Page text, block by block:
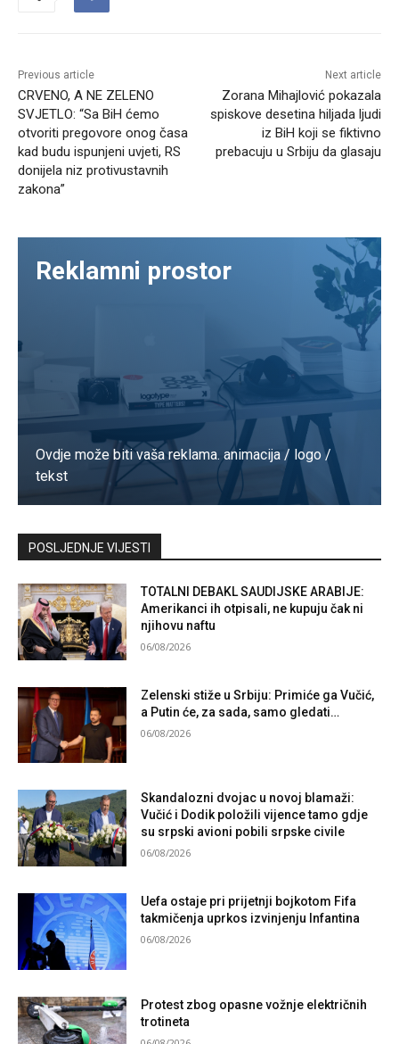
Previous article
CRVENO, A NE ZELENO
SVJETLO: “Sa BiH ćemo
otvoriti pregovore onog časa
kad budu ispunjeni uvjeti, RS
donijela niz protivustavnih
zakona”
Next article
Zorana Mihajlović pokazala
spiskove desetina hiljada ljudi
iz BiH koji se fiktivno
prebacuju u Srbiju da glasaju
Reklamni prostor
Ovdje može biti vaša reklama. animacija / logo /
tekst
Kontaktirajte nas
POSLJEDNJE VIJESTI
TOTALNI DEBAKL SAUDIJSKE ARABIJE:
Amerikanci ih otpisali, ne kupuju čak ni
njihovu naftu
06/08/2026
Zelenski stiže u Srbiju: Primiće ga Vučić,
a Putin će, za sada, samo gledati…
06/08/2026
Skandalozni dvojac u novoj blamaži:
Vučić i Dodik položili vijence tamo gdje
su srpski avioni pobili srpske civile
06/08/2026
Uefa ostaje pri prijetnji bojkotom Fifa
takmičenja uprkos izvinjenju Infantina
06/08/2026
Protest zbog opasne vožnje električnih
trotineta